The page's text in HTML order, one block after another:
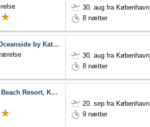
30. aug fra København
8 nætter
The Leaf Oceanside by Katathani
30. aug fra København
8 nætter
The Briza Beach Resort, Khao Lak SHA Extra Plus
20. sep fra København
9 nætter